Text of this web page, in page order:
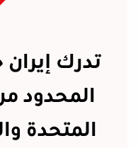
تدرك إيران
المحدود
المتحدة